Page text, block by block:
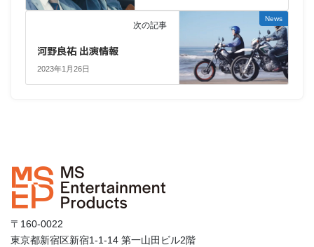
News
次の記事
河野良祐 出演情報
2023年1月26日
〒160-0022
東京都新宿区新宿1-1-14 第一山田ビル2階